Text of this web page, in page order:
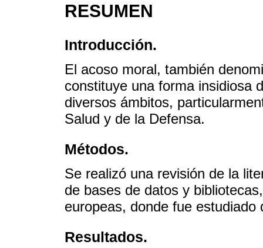
RESUMEN
Introducción.
El acoso moral, también
constituye una forma insidiosa
diversos ámbitos,
Salud y de la Defensa.
Métodos.
Se realizó una revisión de la
de bases de datos y
europeas, donde fue estudiado
Resultados.